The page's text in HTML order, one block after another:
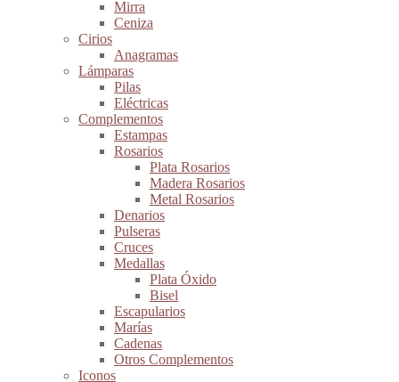
Mirra
Ceniza
Cirios
Anagramas
Lámparas
Pilas
Eléctricas
Complementos
Estampas
Rosarios
Plata Rosarios
Madera Rosarios
Metal Rosarios
Denarios
Pulseras
Cruces
Medallas
Plata Óxido
Bisel
Escapularios
Marías
Cadenas
Otros Complementos
Iconos